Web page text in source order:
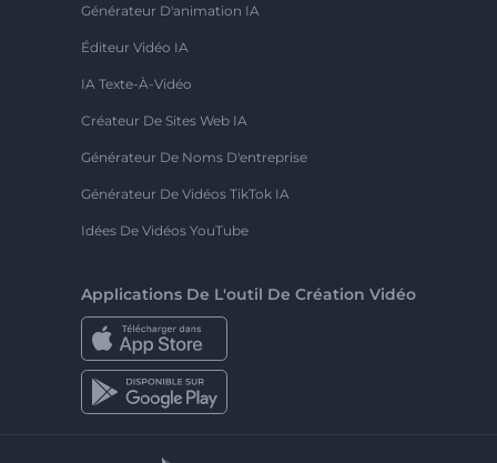
Générateur D'animation IA
Éditeur Vidéo IA
IA Texte-À-Vidéo
Créateur De Sites Web IA
Générateur De Noms D'entreprise
Générateur De Vidéos TikTok IA
Idées De Vidéos YouTube
Applications De L'outil De Création Vidéo